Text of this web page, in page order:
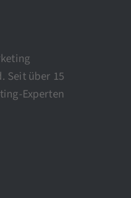
Seit über 15
Experten